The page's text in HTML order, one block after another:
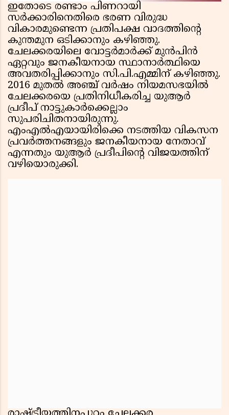
ഇതോടെ രണ്ടാം പിണറായി
സർക്കാരിനെതിരെ ഭരണ വിരുദ്ധ
വികാരമുണ്ടെന്ന പ്രതിപക്ഷ വാദത്തിൻ്റെ
കുന്തമുന ഒടിക്കാനും കഴിഞ്ഞു.
ചേലക്കരയിലെ വോട്ടർമാർക്ക് മുൻപിൻ
ഏറ്റവും ജനകീയനായ സ്ഥാനാർത്ഥിയെ
അവതരിപ്പിക്കാനും സി.പി.എമ്മിന് കഴിഞ്ഞു.
2016 മുതൽ അഞ്ച് വർഷം നിയമസഭയിൽ
ചേലക്കരയെ പ്രതിനിധീകരിച്ച യുആർ
പ്രദീപ് നാട്ടുകാർക്കെല്ലാം
സുപരിചിതനായിരുന്നു.
എംഎൽഎയായിരിക്കെ നടത്തിയ വികസന
പ്രവർത്തനങ്ങളും ജനകീയനായ നേതാവ്
എന്നതും യുആർ പ്രദീപിൻ്റെ വിജയത്തിന്
വഴിയൊരുക്കി.